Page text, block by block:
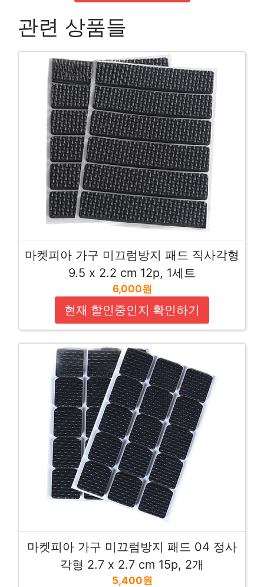
관련 상품들
마켓피아 가구 미끄럼방지 패드 직사각형
9.5 x 2.2 cm 12p, 1세트
6,000원
현재 할인중인지 확인하기
마켓피아 가구 미끄럼방지 패드 04 정사
각형 2.7 x 2.7 cm 15p, 2개
5,400원